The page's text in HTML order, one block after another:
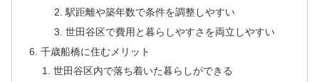
駅距離や築年数で条件を調整しやすい
世田谷区で費用と暮らしやすさを両立しやすい
千歳船橋に住むメリット
世田谷区内で落ち着いた暮らしができる